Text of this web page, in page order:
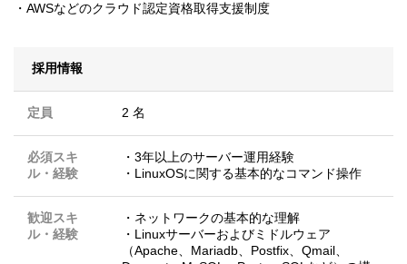
・AWSなどのクラウド認定資格取得支援制度
採用情報
定員 2 名
必須スキ
ル・経験
・3年以上のサーバー運用経験
・LinuxOSに関する基本的なコマンド操作
歓迎スキ
ル・経験
・ネットワークの基本的な理解
・Linuxサーバーおよびミドルウェア
（Apache、Mariadb、Postfix、Qmail、